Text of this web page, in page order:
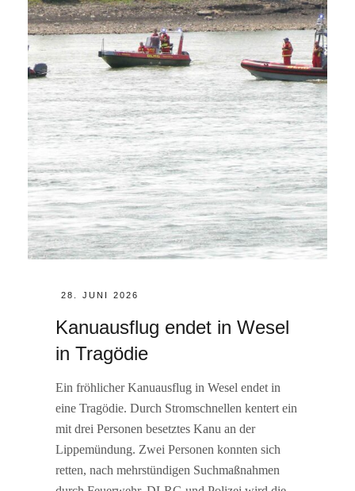
KLEINKIND
BETEILIGT
POSTED
28. JUNI 2026
Kanuausflug endet in Wesel
in Tragödie
Ein fröhlicher Kanuausflug in Wesel endet in
eine Tragödie. Durch Stromschnellen kentert ein
mit drei Personen besetztes Kanu an der
Lippemündung. Zwei Personen konnten sich
retten, nach mehrstündigen Suchmaßnahmen